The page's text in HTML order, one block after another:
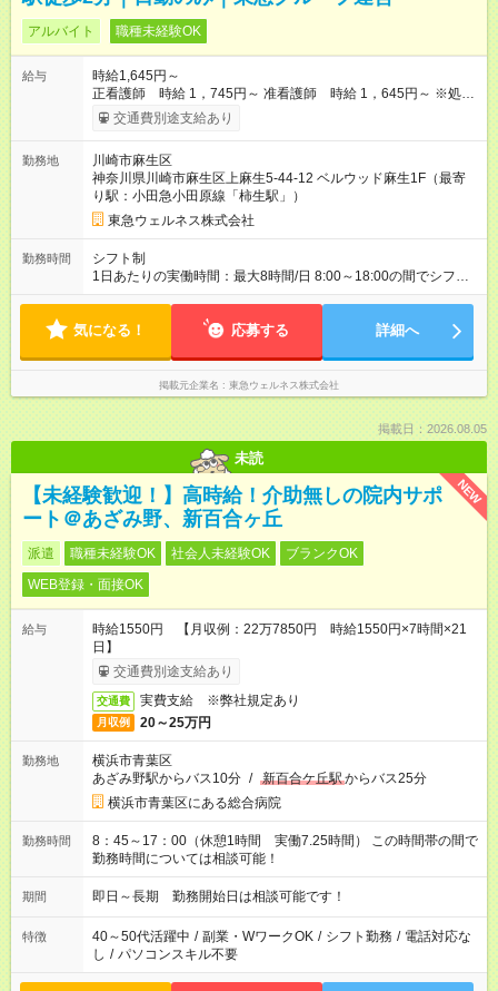
アルバイト 職種未経験OK
給与
時給1,645円～
正看護師 時給 1，745円～ 准看護師 時給 1，645円～ ※処遇
改善加算手当等を含む 【試用期間】試用期間あり 試用期間の長
さ：3ヶ月 雇用形態、給与は本採用時と同じです。
交通費別途支給あり
勤務地
川崎市麻生区
神奈川県川崎市麻生区上麻生5-44-12 ベルウッド麻生1F（最寄
り駅：小田急小田原線「柿生駅」）
東急ウェルネス株式会社
勤務時間
シフト制
1日あたりの実働時間：最大8時間/日 8:00～18:00の間でシフト
制 【日勤シフト例】 8:00～17:00 8:30～17:30 9:00～18:00
気になる！ 応募する 詳細へ
掲載元企業名 東急ウェルネス株式会社
掲載日：2026.08.05
未読
NEW
【未経験歓迎！】高時給！介助無しの院内サポ
ート＠あざみ野、新百合ヶ丘
派遣 職種未経験OK 社会人未経験OK
ブランクOK
WEB登録・面接OK
給与
時給1550円 【月収例：22万7850円 時給1550円×7時間×21
日】
交通費別途支給あり
交通費 実費支給 ※弊社規定あり
月収例 20～25万円
勤務地
横浜市青葉区
あざみ野駅からバス10分 / 新百合ケ丘駅からバス25分
横浜市青葉区にある総合病院
勤務時間
8：45～17：00（休憩1時間 実働7.25時間） この時間帯の間で
勤務時間については相談可能！
期間 即日～長期 勤務開始日は相談可能です！
特徴 40～50代活躍中 / 副業・WワークOK / シフト勤務 / 電話対応な
し / パソコンスキル不要